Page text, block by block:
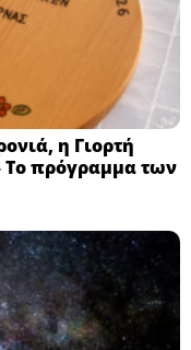
η Γιορτή
Το πρόγραμμα των